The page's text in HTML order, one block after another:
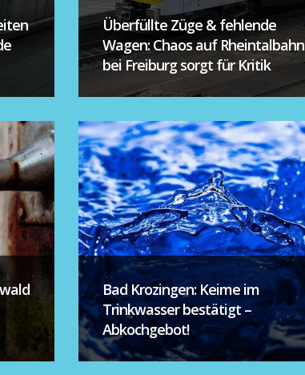
Überfüllte Züge & fehlende
Wagen: Chaos auf Rheintalbahn
bei Freiburg sorgt für Kritik
Bad Krozingen: Keime im
Trinkwasser bestätigt –
Abkochgebot!